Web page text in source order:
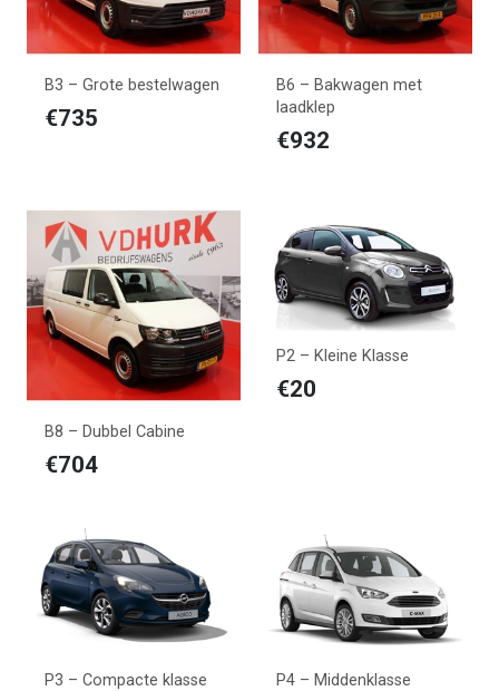
B3 – Grote bestelwagen
€735
B6 – Bakwagen met
laadklep
€932
B8 – Dubbel Cabine
€704
P2 – Kleine Klasse
€20
P3 – Compacte klasse P4 – Middenklasse